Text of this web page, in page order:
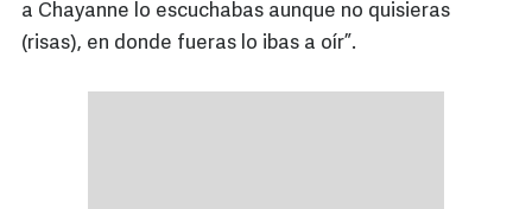
a Chayanne lo escuchabas aunque no quisieras
(risas), en donde fueras lo ibas a oír”.